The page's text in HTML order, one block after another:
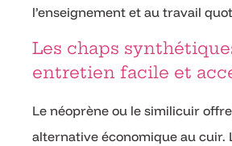
l’enseignement et au travail
Les chaps
entretien facile et
Le néoprène ou le similicuir
alternative économique au cuir.